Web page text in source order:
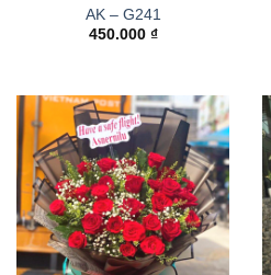
AK – G241
450.000 ₫